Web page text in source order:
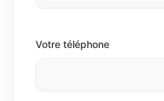
Votre téléphone